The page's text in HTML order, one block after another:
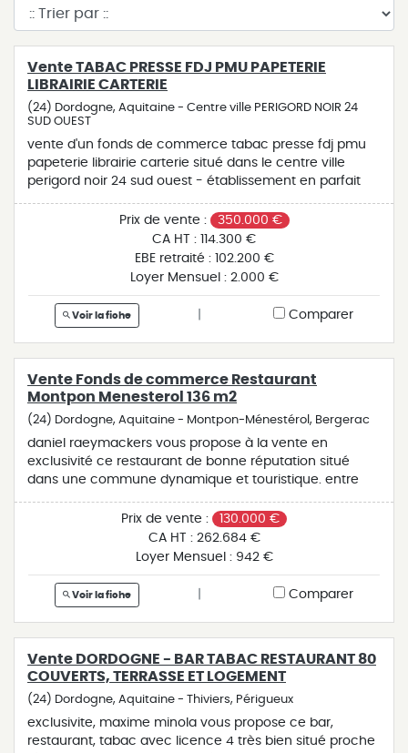
Vente TABAC PRESSE FDJ PMU PAPETERIE
LIBRAIRIE CARTERIE
(24) Dordogne, Aquitaine - Centre ville PERIGORD NOIR 24
SUD OUEST
vente d'un fonds de commerce tabac presse fdj pmu
papeterie librairie carterie situé dans le centre ville
perigord noir 24 sud ouest - établissement en parfait
après midi - 3 semaines de congés - commissions 114
640 € ebe 80 000 €
Prix de vente :
350.000 €
CA HT : 114.300 €
EBE retraité : 102.200 €
Loyer Mensuel : 2.000 €
Voir la fiche Comparer
Vente Fonds de commerce Restaurant
Montpon Menesterol 136 m2
(24) Dordogne, Aquitaine - Montpon-Ménestérol, Bergerac
daniel raeymackers vous propose à la vente en
exclusivité ce restaurant de bonne réputation situé
dans une commune dynamique et touristique. entre
heure de saint-emilion et bergerac. cet établissement
dispose de trois salles de restaurant d'une capacité
totale de 30 couverts et 10 couverts en terrasse.
parfaitement équipée avec extraction aux normes,
plonge et cave. chiffre d'affaires 260 000 euros. loyer
de 941.00 euros par mois, bail 9 ans. prix du fonds de
vendeur. pour visiter et vous accompagner dans votre
projet, contactez daniel raeymackers, au 0622417568
ou, par courriel à d.raeymackers@proprietes-
privees.com. selon l'article l.561.5 du code monétaire et
financier, pour l'organisation de la visite, la présentation
Prix de vente :
130.000 €
CA HT : 262.684 €
Loyer Mensuel : 942 €
Voir la fiche Comparer
Vente DORDOGNE - BAR TABAC RESTAURANT 80
COUVERTS, TERRASSE ET LOGEMENT
(24) Dordogne, Aquitaine - Thiviers, Périgueux
exclusivite, maxime minola vous propose ce bar,
restaurant, tabac avec licence 4 très bien situé proche